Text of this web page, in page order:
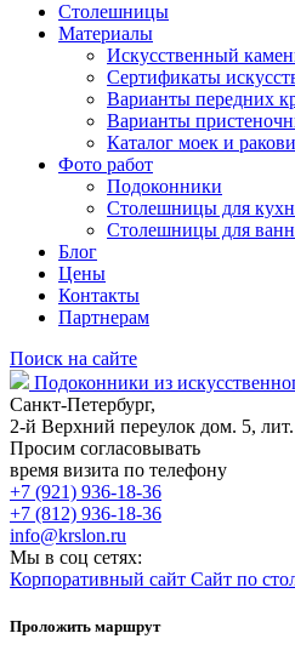
Столешницы
Материалы
Искусственный
Сертификаты
Варианты передних
Варианты
Каталог моек и
Фото работ
Подоконники
Столешницы для
Столешницы для
Блог
Цены
Контакты
Партнерам
Поиск на сайте
Подоконники из
Санкт-Петербург,
2-й Верхний переулок дом. 5,
Просим согласовывать
время визита по телефону
+7 (921) 936-18-36
+7 (812) 936-18-36
info@krslon.ru
Мы в соц сетях:
Корпоративный сайт Сайт по
Проложить маршрут